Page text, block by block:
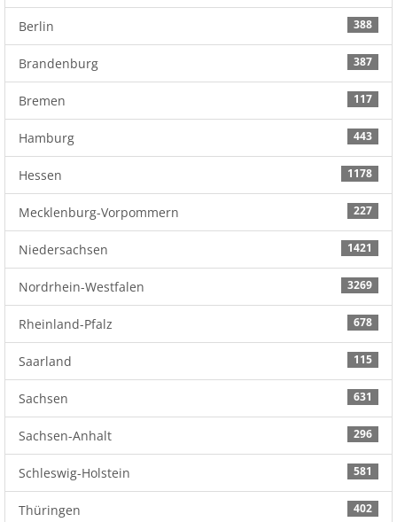
388
Berlin
387
Brandenburg
117
Bremen
443
Hamburg
1178
Hessen
227
Mecklenburg-Vorpommern
1421
Niedersachsen
3269
Nordrhein-Westfalen
678
Rheinland-Pfalz
115
Saarland
631
Sachsen
296
Sachsen-Anhalt
581
Schleswig-Holstein
402
Thüringen